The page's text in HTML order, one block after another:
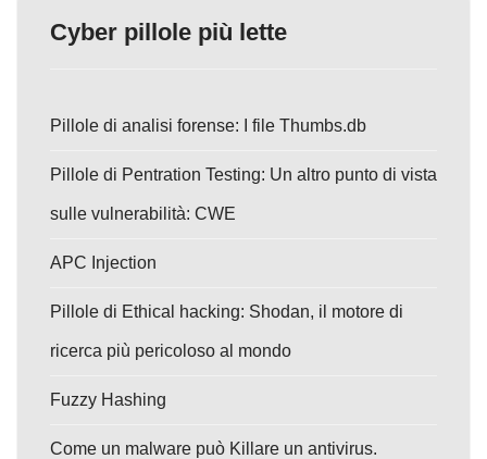
Cyber pillole più lette
Pillole di analisi forense: I file Thumbs.db
Pillole di Pentration Testing: Un altro punto di vista
sulle vulnerabilità: CWE
APC Injection
Pillole di Ethical hacking: Shodan, il motore di
ricerca più pericoloso al mondo
Fuzzy Hashing
Come un malware può Killare un antivirus.